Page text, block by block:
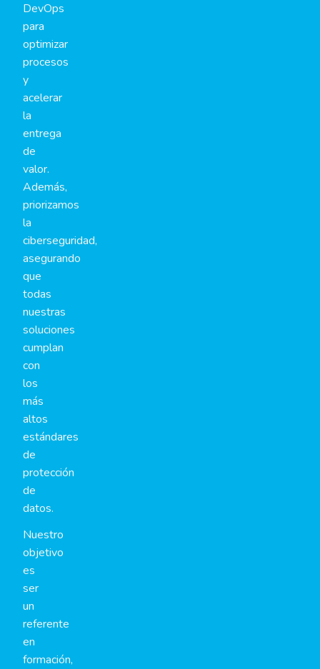
DevOps
para
optimizar
procesos
y
acelerar
la
entrega
de
valor.
Además,
priorizamos
la
ciberseguridad,
asegurando
que
todas
nuestras
soluciones
cumplan
con
los
más
altos
estándares
de
protección
de
datos.
Nuestro
objetivo
es
ser
un
referente
en
formación,